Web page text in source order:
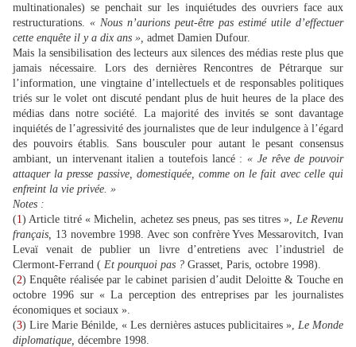
multinationales) se penchait sur les inquiétudes des ouvriers face aux
restructurations. « Nous n’aurions peut-être pas estimé utile d’effectuer
cette enquête il y a dix ans », admet Damien Dufour.
Mais la sensibilisation des lecteurs aux silences des médias reste plus que
jamais nécessaire. Lors des dernières Rencontres de Pétrarque sur
l’information, une vingtaine d’intellectuels et de responsables politiques
triés sur le volet ont discuté pendant plus de huit heures de la place des
médias dans notre société. La majorité des invités se sont davantage
inquiétés de l’agressivité des journalistes que de leur indulgence à l’égard
des pouvoirs établis. Sans bousculer pour autant le pesant consensus
ambiant, un intervenant italien a toutefois lancé : « Je rêve de pouvoir
attaquer la presse passive, domestiquée, comme on le fait avec celle qui
enfreint la vie privée. »
Notes :
(1) Article titré « Michelin, achetez ses pneus, pas ses titres », Le Revenu
français, 13 novembre 1998. Avec son confrère Yves Messarovitch, Ivan
Levaï venait de publier un livre d’entretiens avec l’industriel de
Clermont-Ferrand ( Et pourquoi pas ? Grasset, Paris, octobre 1998).
(2) Enquête réalisée par le cabinet parisien d’audit Deloitte & Touche en
octobre 1996 sur « La perception des entreprises par les journalistes
économiques et sociaux ».
(3) Lire Marie Bénilde, « Les dernières astuces publicitaires », Le Monde
diplomatique, décembre 1998.